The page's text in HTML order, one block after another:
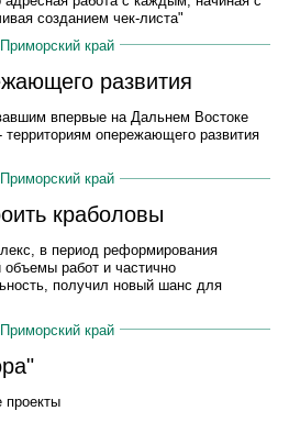
созданием чек-листа"
Приморский край
развития
впервые на Дальнем Востоке
опережающего развития
Приморский край
краболовы
в период реформирования
объемы работ и частично
получил новый шанс для
Приморский край
проекты